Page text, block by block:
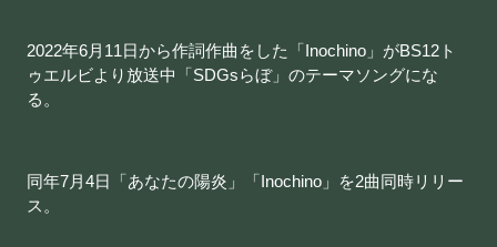
2022年6月11日から作詞作曲をした「Inochino」がBS12ト
ゥエルビより放送中「SDGsらぼ」のテーマソングにな
る。
同年7月4日「あなたの陽炎」「Inochino」を2曲同時リリー
ス。